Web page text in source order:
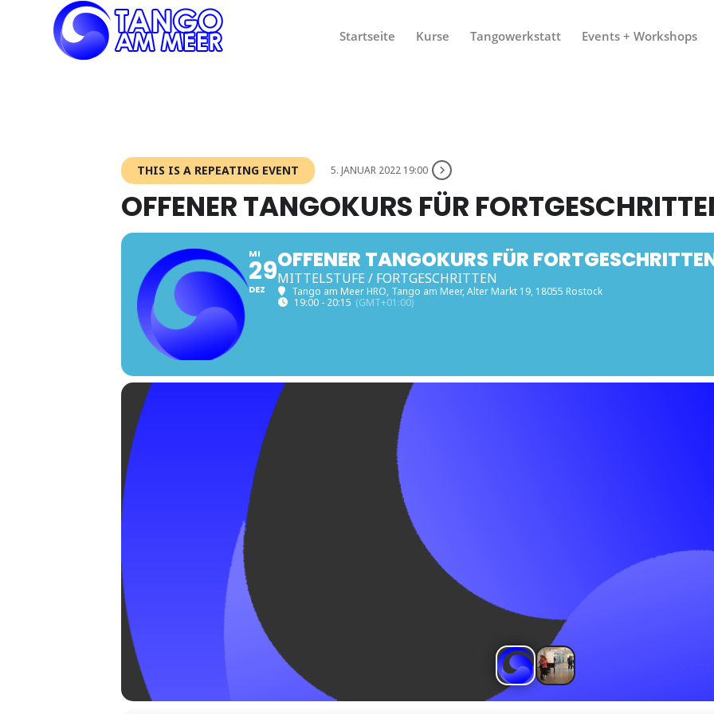
Startseite Kurse Tangowerkstatt Events + Workshops
THIS IS A REPEATING EVENT 5. JANUAR 2022 19:00
OFFENER TANGOKURS FÜR
MI
29
DEZ
OFFENER TANGOKURS FÜR
MITTELSTUFE / FORTGESCHRITTEN
Tango am Meer HRO, Tango am Meer, Alter Markt 19, 18055 Rostock
19:00 - 20:15 (GMT+01:00)